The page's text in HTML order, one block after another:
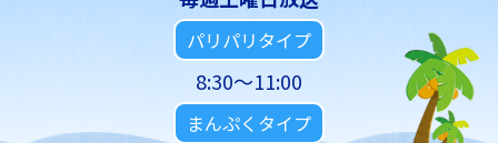
パリパリタイプ
8:30～11:00
まんぷくタイプ